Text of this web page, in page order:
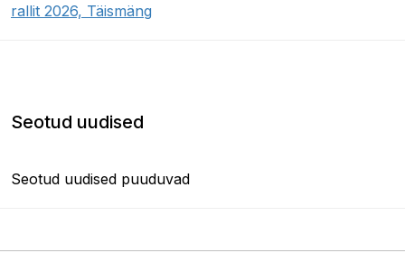
rallit 2026, Täismäng
Seotud uudised
Seotud uudised puuduvad